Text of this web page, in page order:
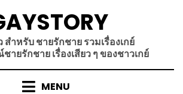
สำหรับ ชายรักชาย รวมเรื่องเกย์
ายรักชาย เรื่องเสียว ๆ ของชาวเกย์
MENU